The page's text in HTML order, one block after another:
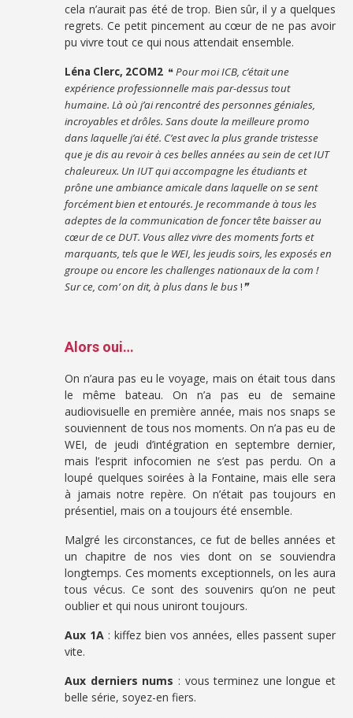
cela n’aurait pas été de trop. Bien sûr, il y a quelques
regrets. Ce petit pincement au cœur de ne pas avoir
pu vivre tout ce qui nous attendait ensemble.
Léna Clerc, 2COM2 ❝Pour moi ICB, c’était une
expérience professionnelle mais par-dessus tout
humaine. Là où j’ai rencontré des personnes géniales,
incroyables et drôles. Sans doute la meilleure promo
dans laquelle j’ai été. C’est avec la plus grande tristesse
que je dis au revoir à ces belles années au sein de cet IUT
chaleureux. Un IUT qui accompagne les étudiants et
prône une ambiance amicale dans laquelle on se sent
forcément bien et entourés. Je recommande à tous les
adeptes de la communication de foncer tête baisser au
cœur de ce DUT. Vous allez vivre des moments forts et
marquants, tels que le WEI, les jeudis soirs, les exposés en
groupe ou encore les challenges nationaux de la com !
Sur ce, com’ on dit, à plus dans le bus!❞
Alors oui…
On n’aura pas eu le voyage, mais on était tous dans
le même bateau. On n’a pas eu de semaine
audiovisuelle en première année, mais nos snaps se
souviennent de tous nos moments. On n’a pas eu de
WEI, de jeudi d’intégration en septembre dernier,
mais l’esprit infocomien ne s’est pas perdu. On a
loupé quelques soirées à la Fontaine, mais elle sera
à jamais notre repère. On n’était pas toujours en
présentiel, mais on a toujours été ensemble.
Malgré les circonstances, ce fut de belles années et
un chapitre de nos vies dont on se souviendra
longtemps. Ces moments exceptionnels, on les aura
tous vécus. Ce sont des souvenirs qu’on ne peut
oublier et qui nous uniront toujours.
Aux 1A : kiffez bien vos années, elles passent super
vite.
Aux derniers nums : vous terminez une longue et
belle série, soyez-en fiers.